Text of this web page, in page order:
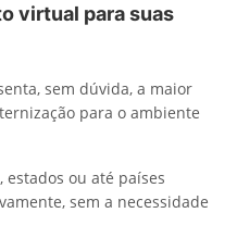
virtual para suas
sem dúvida, a maior
para o ambiente
ou até países
sem a necessidade